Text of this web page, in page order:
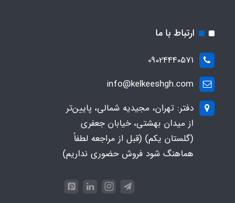
ارتباط با ما
09024440571
info@kelkeeshgh.com
دفتر: تهران، مجیدیه شمالی، پایین‌تر
از میدان بهشتی، خیابان جعفری
(گلستان یکم) (قبل از مراجعه لطفاً
هماهنگ شود فروش حضوری نداریم)